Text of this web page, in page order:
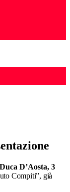
D’Aosta, 3
Compiti”, già